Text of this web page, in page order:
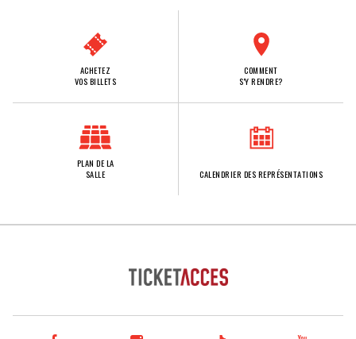
ACHETEZ
VOS BILLETS
COMMENT
S'Y RENDRE?
PLAN DE LA
SALLE
CALENDRIER DES REPRÉSENTATIONS